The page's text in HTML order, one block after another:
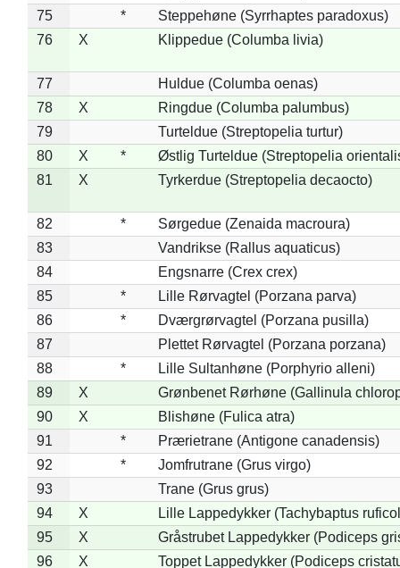
75
*
Steppehøne (Syrrhaptes paradoxus)
76
X Klippedue (Columba livia)
77
Huldue (Columba oenas)
78
X
Ringdue (Columba palumbus)
79
Turteldue (Streptopelia turtur)
80
X *
Østlig Turteldue (Streptopelia
81
X Tyrkerdue (Streptopelia decaocto)
82 *
Sørgedue (Zenaida macroura)
83
Vandrikse (Rallus aquaticus)
84
Engsnarre (Crex crex)
85
*
Lille Rørvagtel (Porzana parva)
86
*
Dværgrørvagtel (Porzana pusilla)
87
Plettet Rørvagtel (Porzana porzana)
88
*
Lille Sultanhøne (Porphyrio alleni)
89
X
Grønbenet Rørhøne (Gallinula
90
X
Blishøne (Fulica atra)
91
*
Prærietrane (Antigone canadensis)
92
*
Jomfrutrane (Grus virgo)
93
Trane (Grus grus)
94
X
Lille Lappedykker (Tachybaptus
95
X
Gråstrubet Lappedykker (Podiceps
96
X Toppet Lappedykker (Podiceps